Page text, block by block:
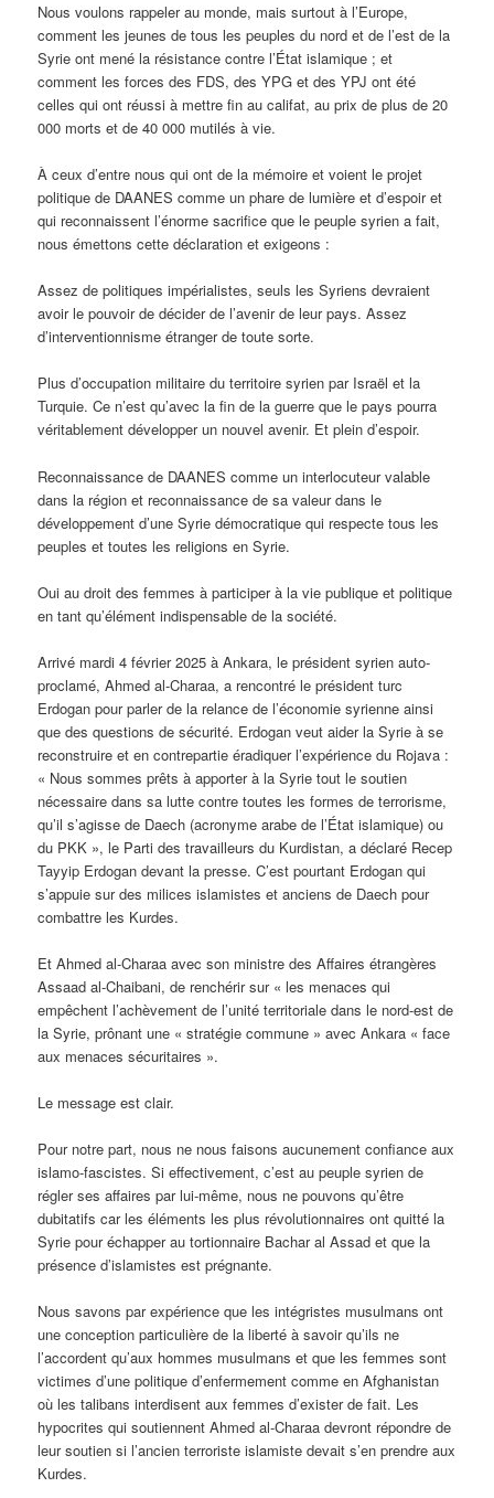
Nous voulons rappeler au monde, mais surtout à l’Europe,
comment les jeunes de tous les peuples du nord et de l’est de la
Syrie ont mené la résistance contre l’État islamique ; et
comment les forces des FDS, des YPG et des YPJ ont été
celles qui ont réussi à mettre fin au califat, au prix de plus de 20
000 morts et de 40 000 mutilés à vie.
À ceux d’entre nous qui ont de la mémoire et voient le projet
politique de DAANES comme un phare de lumière et d’espoir et
qui reconnaissent l’énorme sacrifice que le peuple syrien a fait,
nous émettons cette déclaration et exigeons :
Assez de politiques impérialistes, seuls les Syriens devraient
avoir le pouvoir de décider de l’avenir de leur pays. Assez
d’interventionnisme étranger de toute sorte.
Plus d’occupation militaire du territoire syrien par Israël et la
Turquie. Ce n’est qu’avec la fin de la guerre que le pays pourra
véritablement développer un nouvel avenir. Et plein d’espoir.
Reconnaissance de DAANES comme un interlocuteur valable
dans la région et reconnaissance de sa valeur dans le
développement d’une Syrie démocratique qui respecte tous les
peuples et toutes les religions en Syrie.
Oui au droit des femmes à participer à la vie publique et politique
en tant qu’élément indispensable de la société.
Arrivé mardi 4 février 2025 à Ankara, le président syrien auto-
proclamé, Ahmed al-Charaa, a rencontré le président turc
Erdogan pour parler de la relance de l’économie syrienne ainsi
que des questions de sécurité. Erdogan veut aider la Syrie à se
reconstruire et en contrepartie éradiquer l’expérience du Rojava :
« Nous sommes prêts à apporter à la Syrie tout le soutien
nécessaire dans sa lutte contre toutes les formes de terrorisme,
qu’il s’agisse de Daech (acronyme arabe de l’État islamique) ou
du PKK », le Parti des travailleurs du Kurdistan, a déclaré Recep
Tayyip Erdogan devant la presse. C’est pourtant Erdogan qui
s’appuie sur des milices islamistes et anciens de Daech pour
combattre les Kurdes.
Et Ahmed al-Charaa avec son ministre des Affaires étrangères
Assaad al-Chaibani, de renchérir sur « les menaces qui
empêchent l’achèvement de l’unité territoriale dans le nord-est de
la Syrie, prônant une « stratégie commune » avec Ankara « face
aux menaces sécuritaires ».
Le message est clair.
Pour notre part, nous ne nous faisons aucunement confiance aux
islamo-fascistes. Si effectivement, c’est au peuple syrien de
régler ses affaires par lui-même, nous ne pouvons qu’être
dubitatifs car les éléments les plus révolutionnaires ont quitté la
Syrie pour échapper au tortionnaire Bachar al Assad et que la
présence d’islamistes est prégnante.
Nous savons par expérience que les intégristes musulmans ont
une conception particulière de la liberté à savoir qu’ils ne
l’accordent qu’aux hommes musulmans et que les femmes sont
victimes d’une politique d’enfermement comme en Afghanistan
où les talibans interdisent aux femmes d’exister de fait. Les
hypocrites qui soutiennent Ahmed al-Charaa devront répondre de
leur soutien si l’ancien terroriste islamiste devait s’en prendre aux
Kurdes.